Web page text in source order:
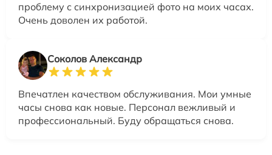
проблему с синхронизацией фото на моих часах.
Очень доволен их работой.
Соколов Александр
Впечатлен качеством обслуживания. Мои умные
часы снова как новые. Персонал вежливый и
профессиональный. Буду обращаться снова.